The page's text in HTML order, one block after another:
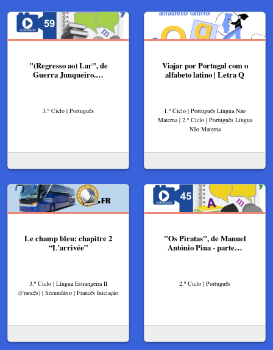
"(Regresso ao) Lar", de
Guerra Junqueiro.…
3.º Ciclo | Português
Viajar por Portugal com o
alfabeto latino | Letra Q
1.º Ciclo | Português Língua Não
Materna | 2.º Ciclo | Português Língua
Não Materna
Le champ bleu: chapitre 2
“L’arrivée”
3.º Ciclo | Língua Estrangeira II
(Francês) | Secundário | Francês Iniciação
"Os Piratas", de Manuel
António Pina - parte…
2.º Ciclo | Português